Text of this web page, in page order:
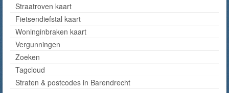
Straatroven kaart
Fietsendiefstal kaart
Woninginbraken kaart
Vergunningen
Zoeken
Tagcloud
Straten & postcodes in Barendrecht